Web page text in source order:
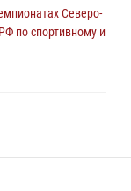
Северо-
по спортивному и